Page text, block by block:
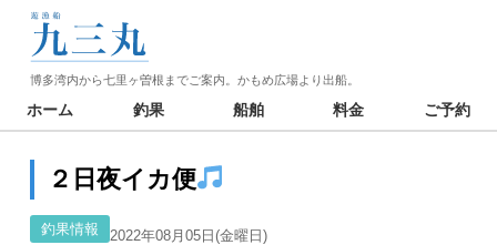
博多湾内から七里ヶ曽根までご案内。かもめ広場より出船。
ホーム 釣果 船舶 料金 ご予約
２日夜イカ便
釣果情報 2022年08月05日(金曜日)